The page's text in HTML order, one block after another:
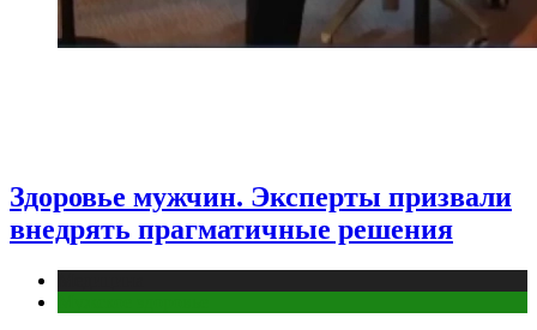
Здоровье мужчин. Эксперты призвали
внедрять прагматичные решения